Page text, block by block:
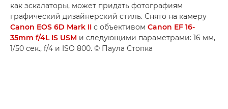
как эскалаторы, может придать фотографиям
графический дизайнерский стиль. Снято на камеру
Canon EOS 6D Mark II с объективом Canon EF 16-
35mm f/4L IS USM и следующими параметрами: 16 мм,
1/50 сек., f/4 и ISO 800. © Паула Стопка